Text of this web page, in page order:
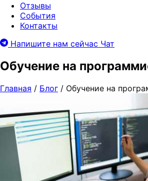
Отзывы
События
Контакты
Напишите нам сейчас Чат
Обучение на
Главная / Блог / Обучение на